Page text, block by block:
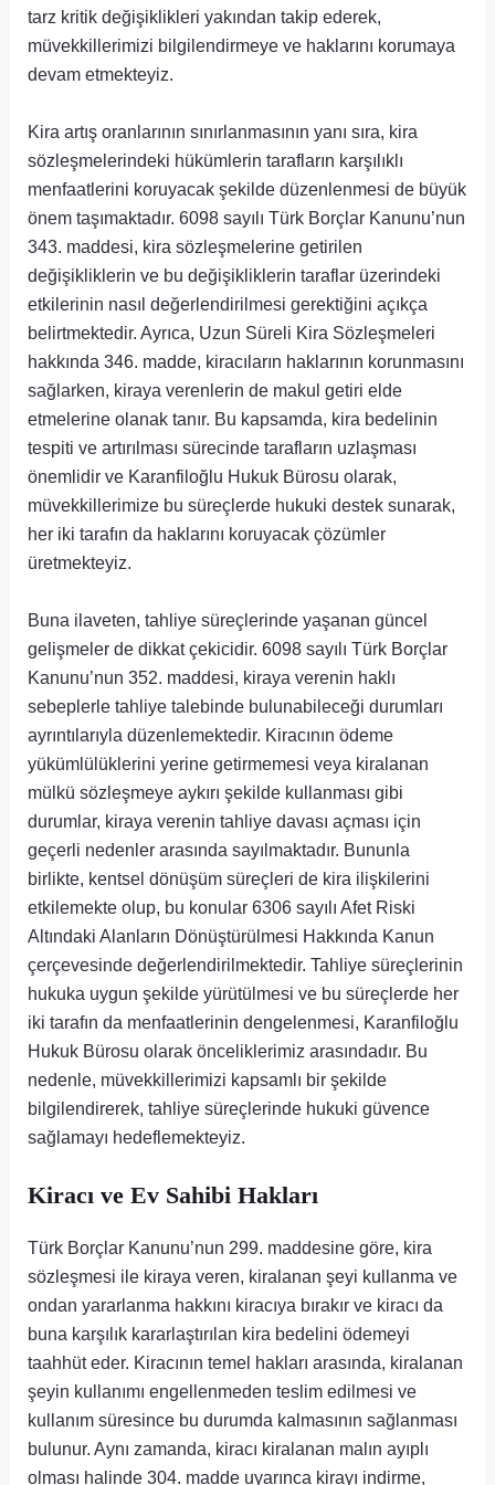
tarz kritik değişiklikleri yakından takip ederek,
müvekkillerimizi bilgilendirmeye ve haklarını korumaya
devam etmekteyiz.
Kira artış oranlarının sınırlanmasının yanı sıra, kira
sözleşmelerindeki hükümlerin tarafların karşılıklı
menfaatlerini koruyacak şekilde düzenlenmesi de büyük
önem taşımaktadır. 6098 sayılı Türk Borçlar Kanunu’nun
343. maddesi, kira sözleşmelerine getirilen
değişikliklerin ve bu değişikliklerin taraflar üzerindeki
etkilerinin nasıl değerlendirilmesi gerektiğini açıkça
belirtmektedir. Ayrıca, Uzun Süreli Kira Sözleşmeleri
hakkında 346. madde, kiracıların haklarının korunmasını
sağlarken, kiraya verenlerin de makul getiri elde
etmelerine olanak tanır. Bu kapsamda, kira bedelinin
tespiti ve artırılması sürecinde tarafların uzlaşması
önemlidir ve Karanfiloğlu Hukuk Bürosu olarak,
müvekkillerimize bu süreçlerde hukuki destek sunarak,
her iki tarafın da haklarını koruyacak çözümler
üretmekteyiz.
Buna ilaveten, tahliye süreçlerinde yaşanan güncel
gelişmeler de dikkat çekicidir. 6098 sayılı Türk Borçlar
Kanunu’nun 352. maddesi, kiraya verenin haklı
sebeplerle tahliye talebinde bulunabileceği durumları
ayrıntılarıyla düzenlemektedir. Kiracının ödeme
yükümlülüklerini yerine getirmemesi veya kiralanan
mülkü sözleşmeye aykırı şekilde kullanması gibi
durumlar, kiraya verenin tahliye davası açması için
geçerli nedenler arasında sayılmaktadır. Bununla
birlikte, kentsel dönüşüm süreçleri de kira ilişkilerini
etkilemekte olup, bu konular 6306 sayılı Afet Riski
Altındaki Alanların Dönüştürülmesi Hakkında Kanun
çerçevesinde değerlendirilmektedir. Tahliye süreçlerinin
hukuka uygun şekilde yürütülmesi ve bu süreçlerde her
iki tarafın da menfaatlerinin dengelenmesi, Karanfiloğlu
Hukuk Bürosu olarak önceliklerimiz arasındadır. Bu
nedenle, müvekkillerimizi kapsamlı bir şekilde
bilgilendirerek, tahliye süreçlerinde hukuki güvence
sağlamayı hedeflemekteyiz.
Kiracı ve Ev Sahibi Hakları
Türk Borçlar Kanunu’nun 299. maddesine göre, kira
sözleşmesi ile kiraya veren, kiralanan şeyi kullanma ve
ondan yararlanma hakkını kiracıya bırakır ve kiracı da
buna karşılık kararlaştırılan kira bedelini ödemeyi
taahhüt eder. Kiracının temel hakları arasında, kiralanan
şeyin kullanımı engellenmeden teslim edilmesi ve
kullanım süresince bu durumda kalmasının sağlanması
bulunur. Aynı zamanda, kiracı kiralanan malın ayıplı
olması halinde 304. madde uyarınca kirayı indirme,